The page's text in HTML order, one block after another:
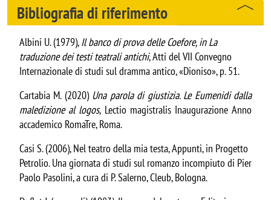
Bibliografia di riferimento
Albini U. (1979),Il banco di prova delle Coefore, in La
traduzione dei testi teatrali antichi, Atti del VII Convegno
Internazionale di studi sul dramma antico, «Dioniso», p. 51.
Cartabia M. (2020) Una parola di giustizia. Le Eumenidi dalla
maledizione al logos, Lectio magistralis Inaugurazione Anno
accademico RomaTre, Roma.
Casi S. (2006), Nel teatro della mia testa, Appunti, in Progetto
Petrolio. Una giornata di studi sul romanzo incompiuto di Pier
Paolo Pasolini, a cura di P. Salerno, Cleub, Bologna.